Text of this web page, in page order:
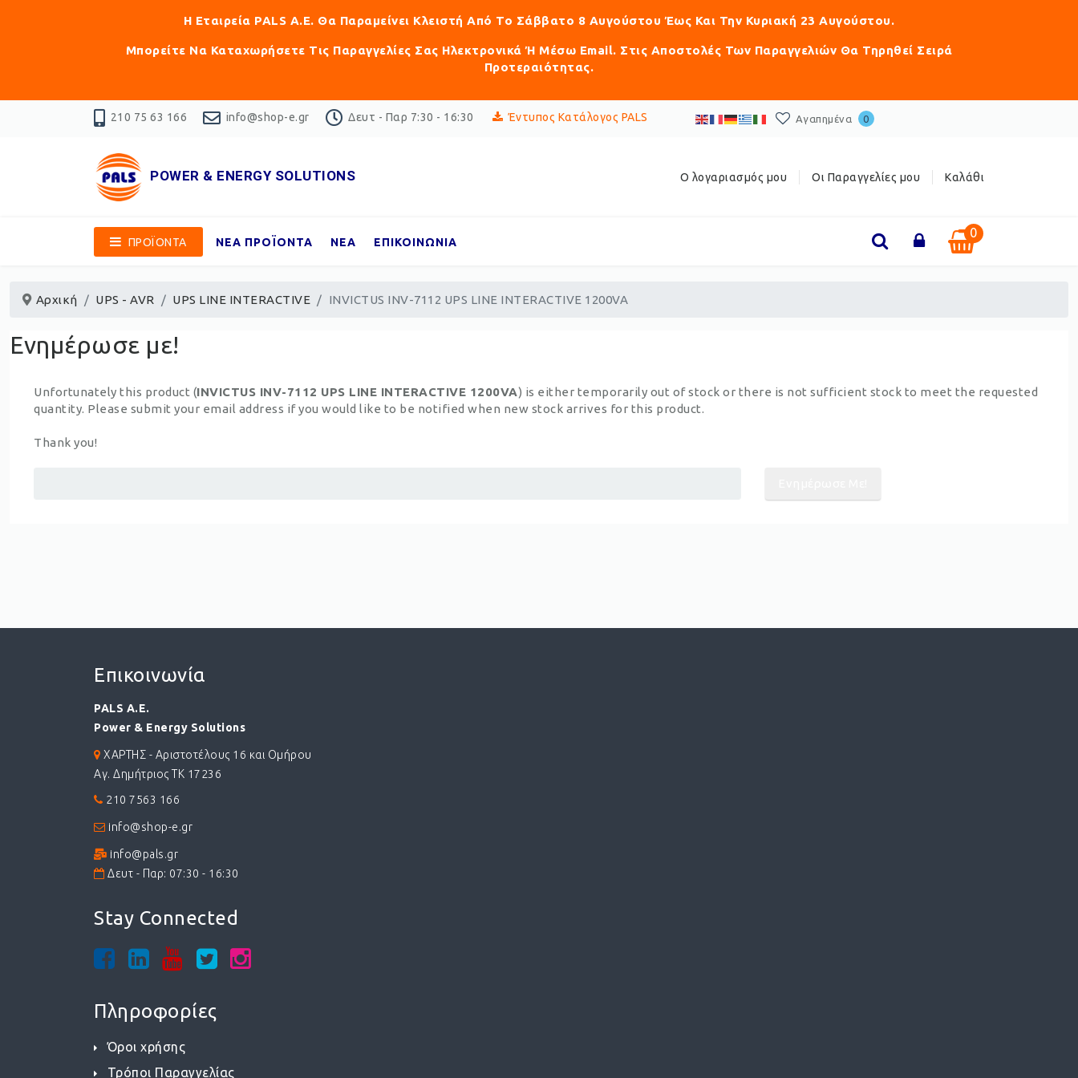
Η Εταιρεία PALS Α.Ε. Θα Παραμείνει Κλειστή Από Το Σάββατο 8 Αυγούστου Έως Και Την Κυριακή 23 Αυγούστου.
Μπορείτε Να Καταχωρήσετε Τις Παραγγελίες Σας Ηλεκτρονικά Ή Μέσω Email. Στις Αποστολές Των Παραγγελιών Θα Τηρηθεί Σειρά
Προτεραιότητας.
210 75 63 166 info@shop-e.gr Δευτ - Παρ 7:30 - 16:30 Έντυπος Κατάλογος PALS Αγαπημένα 0
POWER & ENERGY SOLUTIONS Ο λογαριασμός μου Οι Παραγγελίες μου Καλάθι
ΠΡΟΪΟΝΤΑ ΝΕΑ ΠΡΟΪΟΝΤΑ ΝΕΑ ΕΠΙΚΟΙΝΩΝΙΑ
0
Αρχική UPS - AVR UPS LINE INTERACTIVE INVICTUS INV-7112 UPS LINE INTERACTIVE 1200VA
Ενημέρωσε με!
Unfortunately this product (INVICTUS INV-7112 UPS LINE INTERACTIVE 1200VA) is either temporarily out of stock or there is not sufficient stock to meet the requested
quantity. Please submit your email address if you would like to be notified when new stock arrives for this product.
Thank you!
Επικοινωνία
PALS A.E.
Power & Energy Solutions
ΧΑΡΤΗΣ - Αριστοτέλους 16 και Ομήρου
Αγ. Δημήτριος ΤΚ 17236
210 7563 166
info@shop-e.gr
info@pals.gr
Δευτ - Παρ: 07:30 - 16:30
Stay Connected
Πληροφορίες
Όροι χρήσης
Τρόποι Παραγγελίας